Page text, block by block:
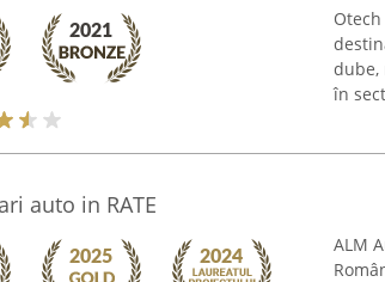
dube,
în
auto in RATE
ALM